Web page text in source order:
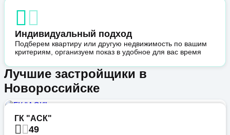
Индивидуальный подход
Подберем квартиру или другую недвижимость по вашим
критериям, организуем показ в удобное для вас время
Лучшие застройщики в
Новороссийске
ГК "АСК"
49